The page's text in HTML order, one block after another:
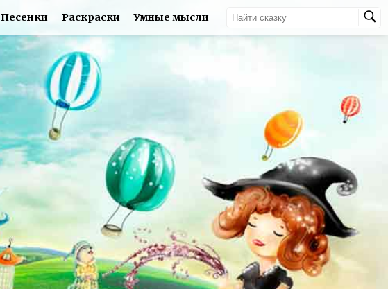
Песенки Раскраски Умные мысли